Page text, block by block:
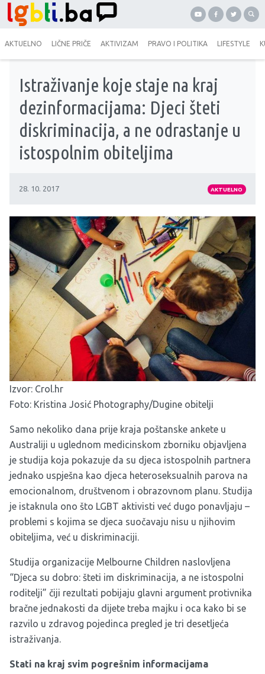
AKTUELNO LIČNE PRIČE AKTIVIZAM PRAVO I POLITIKA LIFESTYLE
Istraživanje koje staje na kraj
dezinformacijama: Djeci šteti
diskriminacija, a ne odrastanje u
istospolnim obiteljima
28. 10. 2017 AKTUELNO
Izvor: Crol.hr
Foto: Kristina Josić Photography/Dugine obitelji
Samo nekoliko dana prije kraja poštanske ankete u
Australiji u uglednom medicinskom zborniku objavljena
je studija koja pokazuje da su djeca istospolnih partnera
jednako uspješna kao djeca heteroseksualnih parova na
emocionalnom, društvenom i obrazovnom planu. Studija
je istaknula ono što LGBT aktivisti već dugo ponavljaju –
problemi s kojima se djeca suočavaju nisu u njihovim
obiteljima, već u diskriminaciji.
Studija organizacije Melbourne Children naslovljena
“Djeca su dobro: šteti im diskriminacija, a ne istospolni
roditelji” čiji rezultati pobijaju glavni argument protivnika
bračne jednakosti da dijete treba majku i oca kako bi se
razvilo u zdravog pojedinca pregled je tri desetljeća
istraživanja.
Stati na kraj svim pogrešnim informacijama